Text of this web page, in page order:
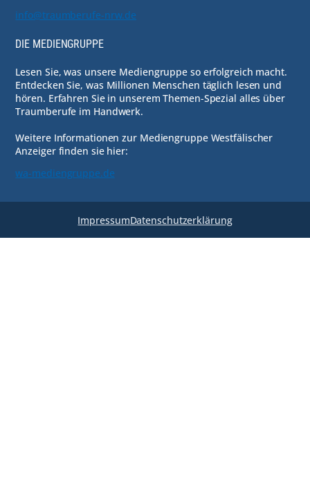
info@traumberufe-nrw.de
DIE MEDIENGRUPPE
Lesen Sie, was unsere Mediengruppe so erfolgreich macht.
Entdecken Sie, was Millionen Menschen täglich lesen und
hören. Erfahren Sie in unserem Themen-Spezial alles über
Traumberufe im Handwerk.
Weitere Informationen zur Mediengruppe Westfälischer
Anzeiger finden sie hier:
wa-mediengruppe.de
ImpressumDatenschutzerklärung